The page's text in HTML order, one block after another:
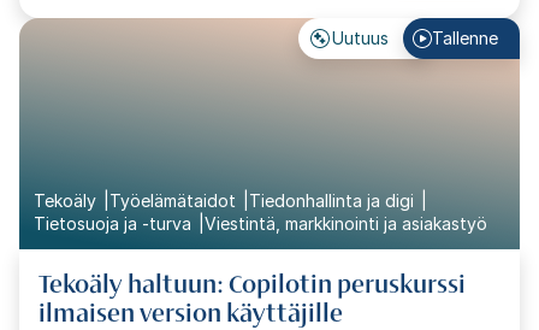
Uutuus Tallenne
Tekoäly Työelämätaidot
Tiedonhallinta ja digi
Tietosuoja ja -turva
Viestintä, markkinointi ja asiakastyö
Tekoäly haltuun: Copilotin peruskurssi
ilmaisen version käyttäjille